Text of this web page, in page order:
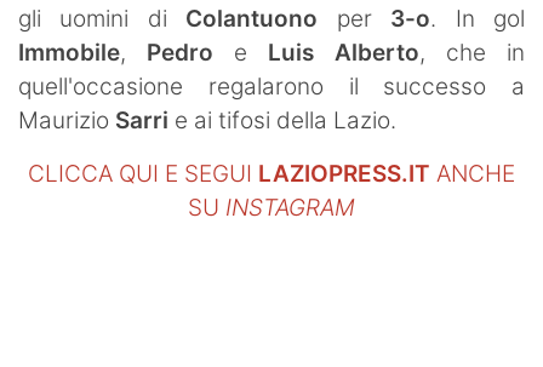
gli uomini di Colantuono per 3-o. In gol
Immobile, Pedro e Luis Alberto, che in
quell'occasione regalarono il successo a
Maurizio Sarri e ai tifosi della Lazio.
CLICCA QUI E SEGUI LAZIOPRESS.IT ANCHE
SU INSTAGRAM